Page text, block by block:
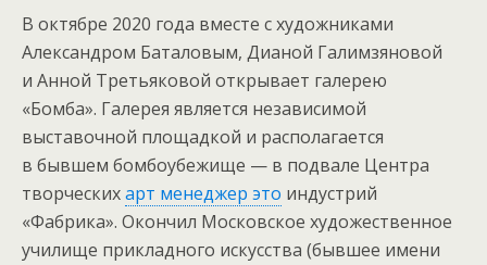
В октябре 2020 года вместе с художниками
Александром Баталовым, Дианой Галимзяновой
и Анной Третьяковой открывает галерею
«Бомба». Галерея является независимой
выставочной площадкой и располагается
в бывшем бомбоубежище — в подвале Центра
творческихарт менеджер это индустрий
«Фабрика». Окончил Московское художественное
училище прикладного искусства (бывшее имени